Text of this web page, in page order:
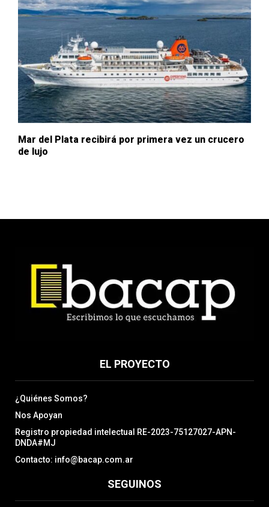
Mar del Plata recibirá por primera vez un crucero
de lujo
EL PROYECTO
¿Quiénes Somos?
Nos Apoyan
Registro propiedad intelectual RE-2023-75127027-APN-
DNDA#MJ
Contacto: info@bacap.com.ar
SEGUINOS